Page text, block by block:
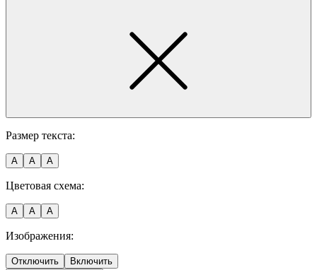
Размер текста:
A A A
Цветовая схема:
A A A
Изображения:
Отключить
Включить